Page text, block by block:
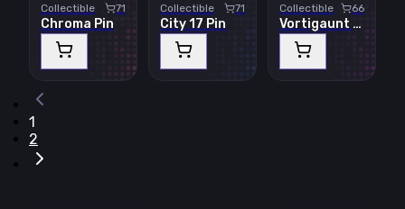
Collectible 71
Chroma Pin
Collectible 71
City 17 Pin
Collectible 66
Vortigaunt Pin
1
2